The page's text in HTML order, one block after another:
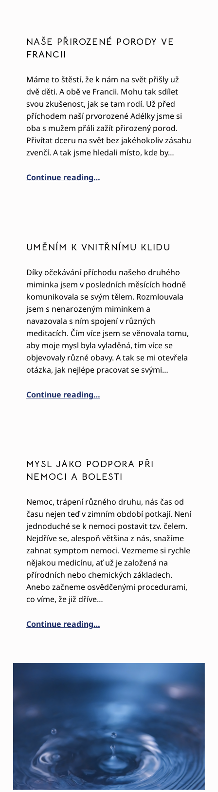
NAŠE PŘIROZENÉ PORODY VE
FRANCII
Máme to štěstí, že k nám na svět přišly už
dvě děti. A obě ve Francii. Mohu tak sdílet
svou zkušenost, jak se tam rodí. Už před
příchodem naší prvorozené Adélky jsme si
oba s mužem přáli zažít přirozený porod.
Přivítat dceru na svět bez jakéhokoliv zásahu
zvenčí. A tak jsme hledali místo, kde by…
Continue reading…
UMĚNÍM K VNITŘNÍMU KLIDU
Díky očekávání příchodu našeho druhého
miminka jsem v posledních měsících hodně
komunikovala se svým tělem. Rozmlouvala
jsem s nenarozeným miminkem a
navazovala s ním spojení v různých
meditacích. Čím více jsem se věnovala tomu,
aby moje mysl byla vyladěná, tím více se
objevovaly různé obavy. A tak se mi otevřela
otázka, jak nejlépe pracovat se svými…
Continue reading…
MYSL JAKO PODPORA PŘI
NEMOCI A BOLESTI
Nemoc, trápení různého druhu, nás čas od
času nejen teď v zimním období potkají. Není
jednoduché se k nemoci postavit tzv. čelem.
Nejdříve se, alespoň většina z nás, snažíme
zahnat symptom nemoci. Vezmeme si rychle
nějakou medicínu, ať už je založená na
přírodních nebo chemických základech.
Anebo začneme osvědčenými procedurami,
co víme, že již dříve…
Continue reading…